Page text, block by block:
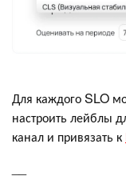
Для каждого SLO
настроить лейблы
канал и привязать к